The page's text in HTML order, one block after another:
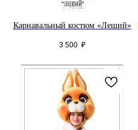
Карнавальный костюм «Леший»
3 500 ₽